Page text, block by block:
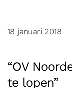
18 januari 2018
“OV
te lopen”